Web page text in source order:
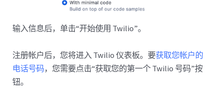
输入信息后，单击“开始使用 Twilio”。
注册帐户后，您将进入 Twilio 仪表板。要获取您帐户的
电话号码，您需要点击“获取您的第一个 Twilio 号码”按
钮。